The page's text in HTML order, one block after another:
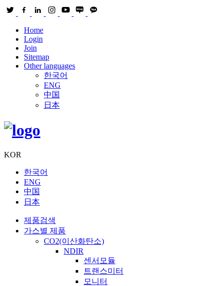
Home
Login
Join
Sitemap
Other languages
한국어
ENG
中国
日本
KOR
한국어
ENG
中国
日本
제품검색
가스별 제품
CO2(이산화탄소)
NDIR
센서모듈
트랜스미터
모니터